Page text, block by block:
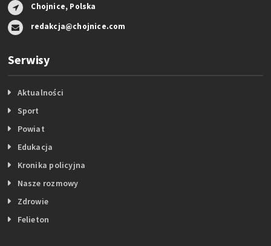
Chojnice, Polska
redakcja@chojnice.com
Serwisy
Aktualności
Sport
Powiat
Edukacja
Kronika policyjna
Nasze rozmowy
Zdrowie
Felieton